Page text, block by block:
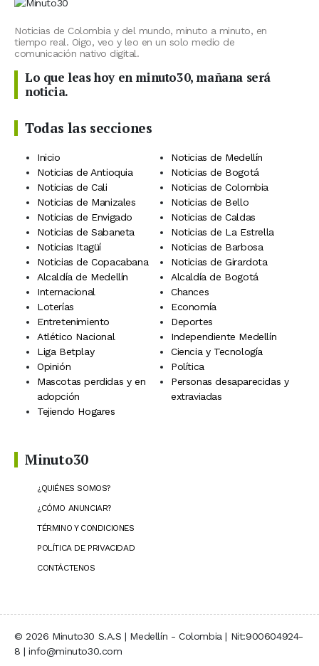
Noticias de Colombia y del mundo, minuto a minuto, en
tiempo real. Oigo, veo y leo en un solo medio de
comunicación nativo digital.
Lo que leas hoy en minuto30, mañana será
noticia.
Todas las secciones
Inicio
Noticias de Medellín
Noticias de Antioquia
Noticias de Bogotá
Noticias de Cali
Noticias de Colombia
Noticias de Manizales
Noticias de Bello
Noticias de Envigado
Noticias de Caldas
Noticias de Sabaneta
Noticias de La Estrella
Noticias Itagüí
Noticias de Barbosa
Noticias de Copacabana
Noticias de Girardota
Alcaldía de Medellín
Alcaldía de Bogotá
Internacional
Chances
Loterías
Economía
Entretenimiento
Deportes
Atlético Nacional
Independiente Medellín
Liga Betplay
Ciencia y Tecnología
Opinión
Política
Mascotas perdidas y en
adopción
Personas desaparecidas y
extraviadas
Tejiendo Hogares
Minuto30
¿QUIÉNES SOMOS?
¿CÓMO ANUNCIAR?
TÉRMINO Y CONDICIONES
POLÍTICA DE PRIVACIDAD
CONTÁCTENOS
© 2026 Minuto30 S.A.S | Medellín - Colombia | Nit:900604924-
8 | info@minuto30.com